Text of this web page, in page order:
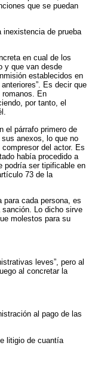
que se puedan
inexistencia de prueba
en cual de los
y que van desde
establecidos en
Es decir que
romanos. En
por tanto, el
el párrafo primero de
anexos, lo que no
del actor. Es
había procedido a
podría ser tipificable en
73 de la
cada persona, es
Lo dicho sirve
molestos para su
leves”, pero al
al concretar la
al pago de las
litigio de cuantía